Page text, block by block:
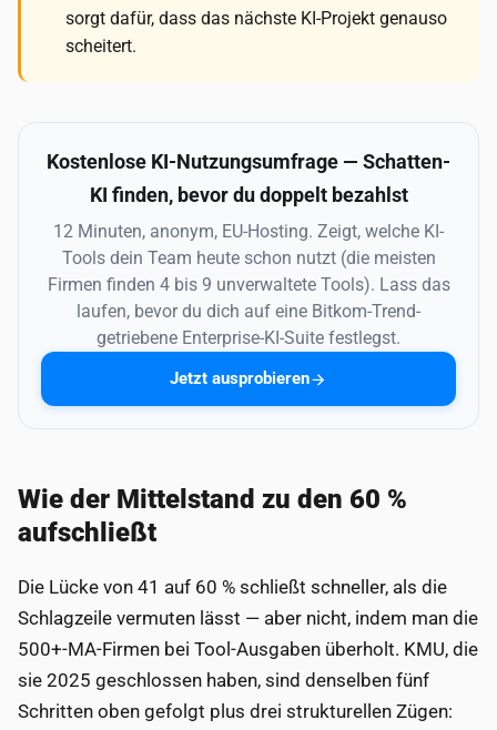
sorgt dafür, dass das nächste KI-Projekt genauso
scheitert.
Kostenlose KI-Nutzungsumfrage — Schatten-
KI finden, bevor du doppelt bezahlst
12 Minuten, anonym, EU-Hosting. Zeigt, welche KI-
Tools dein Team heute schon nutzt (die meisten
Firmen finden 4 bis 9 unverwaltete Tools). Lass das
laufen, bevor du dich auf eine Bitkom-Trend-
getriebene Enterprise-KI-Suite festlegst.
Jetzt ausprobieren
Wie der Mittelstand zu den 60 %
aufschließt
Die Lücke von 41 auf 60 % schließt schneller, als die
Schlagzeile vermuten lässt — aber nicht, indem man die
500+-MA-Firmen bei Tool-Ausgaben überholt. KMU, die
sie 2025 geschlossen haben, sind denselben fünf
Schritten oben gefolgt plus drei strukturellen Zügen: